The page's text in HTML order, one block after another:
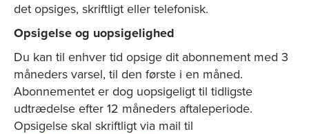
det opsiges, skriftligt eller telefonisk.
Opsigelse og uopsigelighed
Du kan til enhver tid opsige dit abonnement med 3
måneders varsel, til den første i en måned.
Abonnementet er dog uopsigeligt til tidligste
udtrædelse efter 12 måneders aftaleperiode.
Opsigelse skal skriftligt via mail til